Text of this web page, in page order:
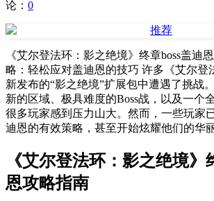
论： 0
《艾尔登法环：影之绝境》终章boss盖迪
略：轻松应对盖迪恩的技巧 许多《艾尔登
新发布的“影之绝境”扩展包中遭遇了挑战
新的区域、极具难度的Boss战，以及一个
很多玩家感到压力山大。然而，一些玩家
迪恩的有效策略，甚至开始炫耀他们的华
《艾尔登法环：影之绝境》
恩攻略指南